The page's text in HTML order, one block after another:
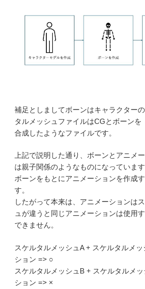
補足としましてボーンはキャラクター
タルメッシュファイルはCGとボーンを
合成したようなファイルです。
上記で説明した通り、ボーンとアニメ
は親子関係のようなものになっています
ボーンをもとにアニメーションを作成
す。
したがって本来は、アニメーションは
ュが違うと同じアニメーションは使用
できません。
スケルタルメッシュA + スケルタルメ
ション => ○
スケルタルメッシュB + スケルタルメ
ション => ×